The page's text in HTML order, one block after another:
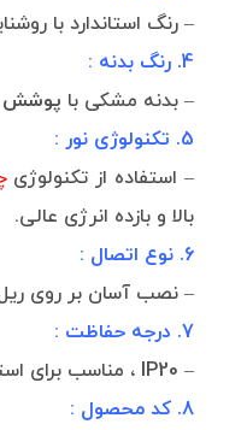
– رنگ استاندارد با
4. رنگ بدنه :
– بدنه مشکی با پوشش
5. تکنولوژی نور :
– استفاده از تکنولوژی
بالا و بازده انرژی عالی.
6. نوع اتصال :
– نصب آسان بر روی
7. درجه حفاظت :
– IP20 ، مناسب برای استفاده در فضاهای داخلی.
8. کد محصول :